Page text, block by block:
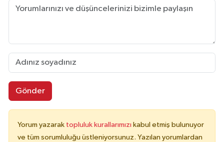
Gönder
Yorum yazarak topluluk kurallarımızı kabul etmiş bulunuyor
ve tüm sorumluluğu üstleniyorsunuz. Yazılan yorumlardan